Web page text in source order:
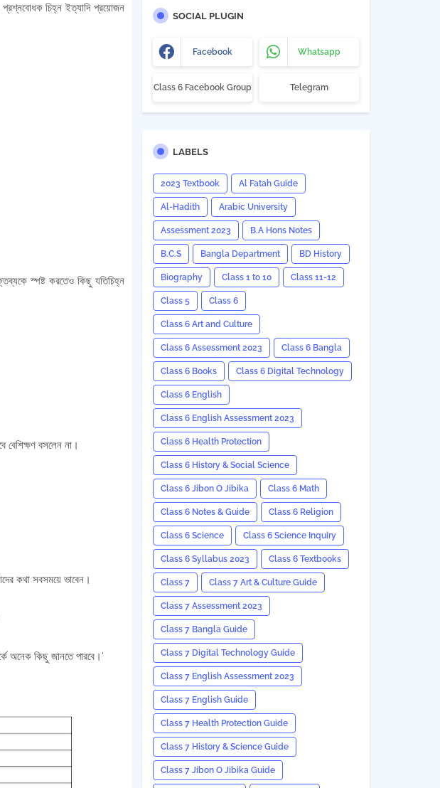
চিহ্ন ইত্যাদি প্রয়োজন
স্পষ্ট করতেও কিছু যতিচিহ্ন
বেশিক্ষণ বসলেন না।
কথা সবসময়ে ভাবেন।
অনেক কিছু জানতে পারবে।’
SOCIAL PLUGIN
Facebook Whatsapp
Class 6 Facebook Group Telegram
LABELS
2023 Textbook Al Fatah Guide
Al-Hadith Arabic University
Assessment 2023 B.A Hons Notes
B.C.S Bangla Department BD History
Biography Class 1 to 10 Class 11-12
Class 5 Class 6
Class 6 Art and Culture
Class 6 Assessment 2023 Class 6 Bangla
Class 6 Books Class 6 Digital Technology
Class 6 English
Class 6 English Assessment 2023
Class 6 Health Protection
Class 6 History & Social Science
Class 6 Jibon O Jibika Class 6 Math
Class 6 Notes & Guide Class 6 Religion
Class 6 Science Class 6 Science Inquiry
Class 6 Syllabus 2023 Class 6 Textbooks
Class 7 Class 7 Art & Culture Guide
Class 7 Assessment 2023
Class 7 Bangla Guide
Class 7 Digital Technology Guide
Class 7 English Assessment 2023
Class 7 English Guide
Class 7 Health Protection Guide
Class 7 History & Science Guide
Class 7 Jibon O Jibika Guide